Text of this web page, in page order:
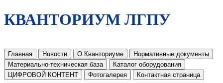
КВАНТОРИУМ ЛГПУ
Главная Новости О Кванториуме
Нормативные документы
Материально-техническая база
Каталог оборудования
ЦИФРОВОЙ КОНТЕНТ
Фотогалерея Контактная страница